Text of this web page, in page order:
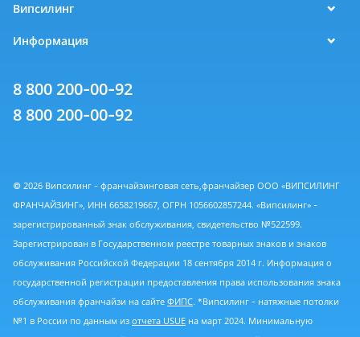
Випсилинг
Информация
8 800 200-00-92
8 800 200-00-92
© 2026 Випсилинг - франчайзинговая сеть,франчайзер ООО «ВИПСИЛИНГ
ФРАНЧАЙЗИНГ», ИНН 6658219667, ОГРН 1056602857244. «Випсилинг» -
зарегистрированный знак обслуживания, свидетельство №522599.
Зарегистрирован в Государственном реестре товарных знаков и знаков
обслуживания Российской Федерации 18 сентября 2014 г. Информация о
государственной регистрации предоставления права использования знака
обслуживания франчайзи на сайте ФИПС. *Випсилинг - натяжные потолки
№1 в России по данным из отчета USUE на март 2024. Минимальную